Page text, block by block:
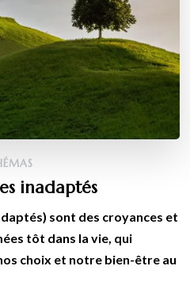
inadaptés
sont des croyances et
tôt dans la vie, qui
choix et notre bien-être au